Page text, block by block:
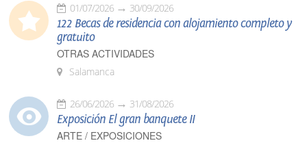
01/07/2026 30/09/2026
122 Becas de residencia con alojamiento completo y
gratuito
OTRAS ACTIVIDADES
Salamanca
26/06/2026 31/08/2026
Exposición El gran banquete II
ARTE / EXPOSICIONES